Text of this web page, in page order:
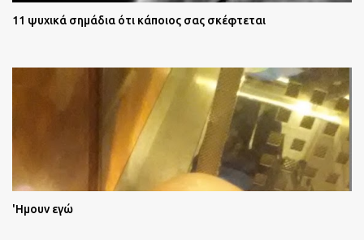
11 ψυχικά σημάδια ότι κάποιος σας σκέφτεται
'Ημουν εγώ